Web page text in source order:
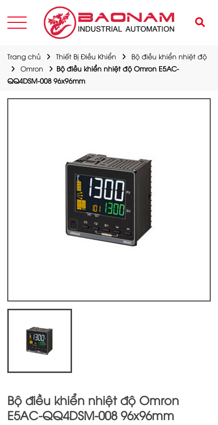
Trang chủ Thiết Bị Điều Khiển
Bộ điều khiển nhiệt độ
Omron
Bộ điều khiển nhiệt độ Omron E5AC-
QQ4DSM-008 96x96mm
Bộ điều khiển nhiệt độ Omron
E5AC-QQ4DSM-008 96x96mm